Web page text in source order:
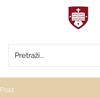
Post